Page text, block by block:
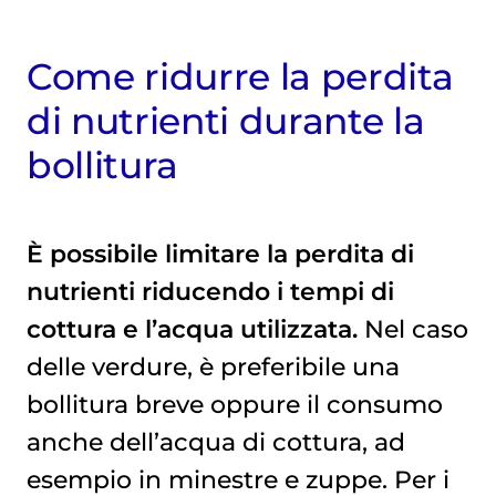
Come ridurre la perdita
di nutrienti durante la
bollitura
È possibile limitare la perdita di
nutrienti riducendo i tempi di
cottura e l’acqua utilizzata.Nel caso
delle verdure, è preferibile una
bollitura breve oppure il consumo
anche dell’acqua di cottura, ad
esempio in minestre e zuppe. Per i